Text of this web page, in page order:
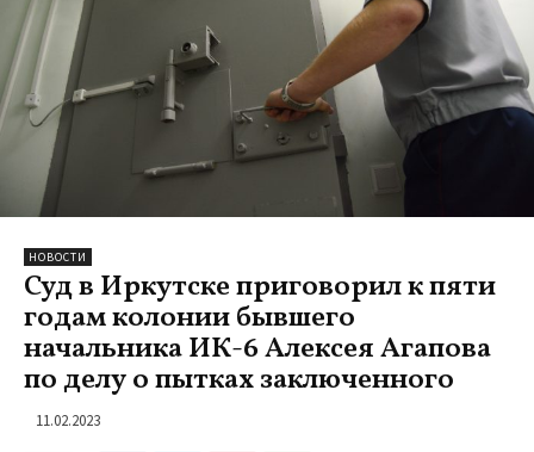
НОВОСТИ
Суд в Иркутске приговорил к пяти
годам колонии бывшего
начальника ИК-6 Алексея Агапова
по делу о пытках заключенного
11.02.2023